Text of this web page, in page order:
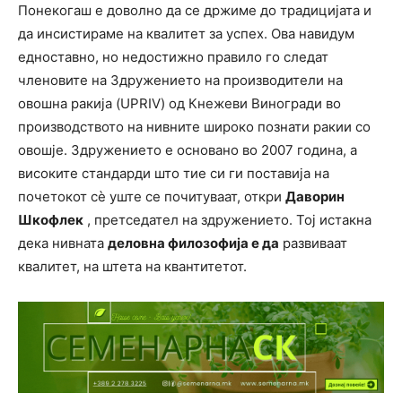
Понекогаш е доволно да се држиме до традицијата и
да инсистираме на квалитет за успех. Ова навидум
едноставно, но недостижно правило го следат
членовите на Здружението на производители на
овошна ракија (UPRIV) од Кнежеви Виногради во
производството на нивните широко познати ракии со
овошје. Здружението е основано во 2007 година, а
високите стандарди што тие си ги поставија на
почетокот сè уште се почитуваат, откри Даворин
Шкофлек , претседател на здружението. Тој истакна
дека нивната деловна филозофија е да развиваат
квалитет, на штета на квантитетот.